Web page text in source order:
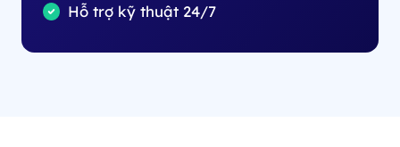
Hỗ trợ kỹ thuật 24/7